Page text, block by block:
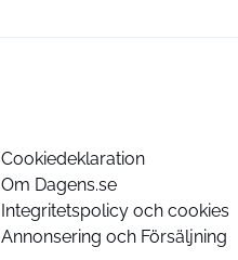
Cookiedeklaration
Om Dagens.se
Integritetspolicy och cookies
Annonsering och Försäljning